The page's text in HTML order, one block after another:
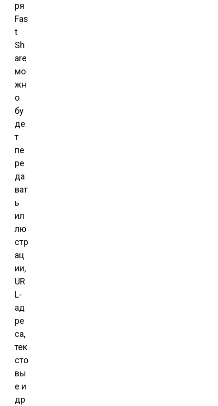
ря
Fas
t
Sh
are
мо
жн
о
бу
де
т
пе
ре
да
ват
ь
ил
лю
стр
ац
ии,
UR
L-
ад
ре
са,
тек
сто
вы
е и
др